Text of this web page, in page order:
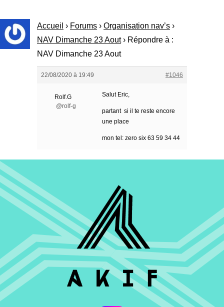
Accueil › Forums › Organisation nav’s ›
NAV Dimanche 23 Aout › Répondre à :
NAV Dimanche 23 Aout
22/08/2020 à 19:49 #1046
Rolf.G
@rolf-g
Salut Eric,
partant si il te reste encore
une place
mon tel: zero six 63 59 34 44